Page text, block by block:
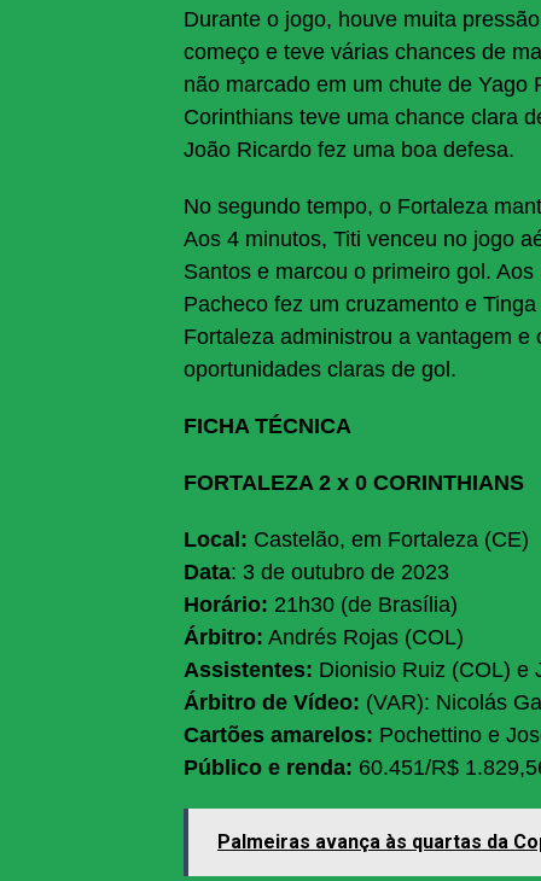
Durante o jogo, houve muita
começo e teve várias chances de
não marcado em um chute de Yago
Corinthians teve uma chance clara
João Ricardo fez uma boa defesa.
No segundo tempo, o Fortaleza
Aos 4 minutos, Titi venceu no jogo
Santos e marcou o primeiro gol.
Pacheco fez um cruzamento e
Fortaleza administrou a vantagem
oportunidades claras de gol.
FICHA TÉCNICA
FORTALEZA 2 x 0 CORINTHIANS
Local: Castelão, em Fortaleza (CE)
Data: 3 de outubro de 2023
Horário: 21h30 (de Brasília)
Árbitro: Andrés Rojas (COL)
Assistentes: Dionisio Ruiz (COL) e
Árbitro de Vídeo: (VAR): Nicolás
Cartões amarelos: Pochettino e
Público e renda: 60.451/R$
Palmeiras avança às quartas da